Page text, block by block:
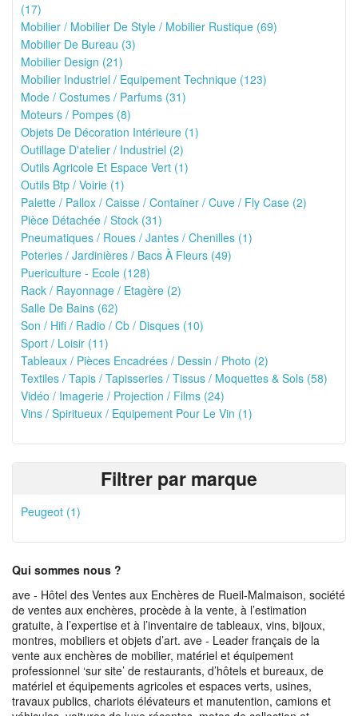
(17)
Mobilier / Mobilier De Style / Mobilier Rustique (69)
Mobilier De Bureau (3)
Mobilier Design (21)
Mobilier Industriel / Equipement Technique (123)
Mode / Costumes / Parfums (31)
Moteurs / Pompes (8)
Objets De Décoration Intérieure (1)
Outillage D'atelier / Industriel (2)
Outils Agricole Et Espace Vert (1)
Outils Btp / Voirie (1)
Palette / Pallox / Caisse / Container / Cuve / Fly Case (2)
Pièce Détachée / Stock (31)
Pneumatiques / Roues / Jantes / Chenilles (1)
Poteries / Jardinières / Bacs À Fleurs (49)
Puericulture - Ecole (128)
Rack / Rayonnage / Etagère (2)
Salle De Bains (62)
Son / Hifi / Radio / Cb / Disques (10)
Sport / Loisir (11)
Tableaux / Pièces Encadrées / Dessin / Photo (2)
Textiles / Tapis / Tapisseries / Tissus / Moquettes & Sols (58)
Vidéo / Imagerie / Projection / Films (24)
Vins / Spiritueux / Equipement Pour Le Vin (1)
Filtrer par marque
Peugeot (1)
Qui sommes nous ?
ave - Hôtel des Ventes aux Enchères de Rueil-Malmaison, société
de ventes aux enchères, procède à la vente, à l’estimation
gratuite, à l’expertise et à l’inventaire de tableaux, vins, bijoux,
montres, mobiliers et objets d’art. ave - Leader français de la
vente aux enchères de mobilier, matériel et équipement
professionnel ‘sur site’ de restaurants, d’hôtels et bureaux, de
matériel et équipements agricoles et espaces verts, usines,
travaux publics, chariots élévateurs et manutention, camions et